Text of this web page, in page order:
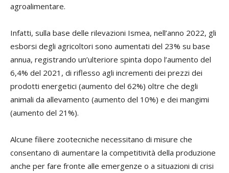
agroalimentare.
Infatti, sulla base delle rilevazioni Ismea, nell’anno 2022, gli
esborsi degli agricoltori sono aumentati del 23% su base
annua, registrando un’ulteriore spinta dopo l’aumento del
6,4% del 2021, di riflesso agli incrementi dei prezzi dei
prodotti energetici (aumento del 62%) oltre che degli
animali da allevamento (aumento del 10%) e dei mangimi
(aumento del 21%).
Alcune filiere zootecniche necessitano di misure che
consentano di aumentare la competitività della produzione
anche per fare fronte alle emergenze o a situazioni di crisi